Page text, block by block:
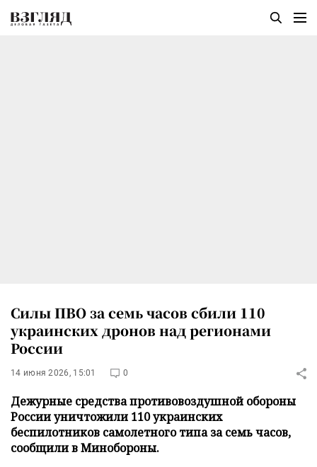
Силы ПВО за семь часов сбили 110
украинских дронов над регионами
России
14 июня 2026, 15:01 0
Дежурные средства противовоздушной обороны
России уничтожили 110 украинских
беспилотников самолетного типа за семь часов,
сообщили в Минобороны.